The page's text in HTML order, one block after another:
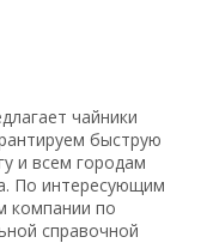
чайники
быструю
и всем городам
По интересующим
компании по
справочной